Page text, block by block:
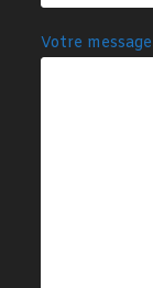
Votre message